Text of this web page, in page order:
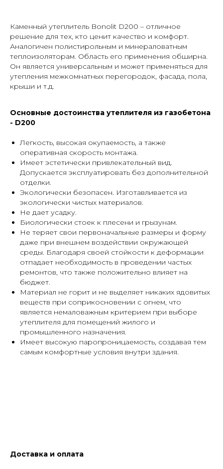
Каменный утеплитель Bonolit D200 – отличное
решение для тех, кто ценит качество и комфорт.
Аналогичен полистирольным и минераловатным
теплоизоляторам. Область его применения обширна.
Он является универсальным и может применяться для
утепления межкомнатных перегородок, фасада, пола,
крыши и т.д.
Основные достоинства утеплителя из газобетона
- D200
Легкость, высокая окупаемость, а также
оперативная скорость монтажа.
Имеет эстетически привлекательный вид.
Допускается эксплуатировать без дополнительной
отделки.
Экологически безопасен. Изготавливается из
экологически чистых материалов.
Не дает усадку.
Биологически стоек к плесени и грызунам.
Не теряет свои первоначальные размеры и форму
даже при внешнем воздействии окружающей
среды. Благодаря своей стойкости к деформации
отпадает необходимость в проведении частых
ремонтов, что также положительно влияет на
бюджет.
Материал не горит и не выделяет никаких ядовитых
веществ при соприкосновении с огнем, что
является немаловажным критерием при выборе
утеплителя для помещений жилого и
промышленного назначения.
Имеет высокую паропроницаемость, создавая тем
самым комфортные условия внутри здания.
Доставка и оплата